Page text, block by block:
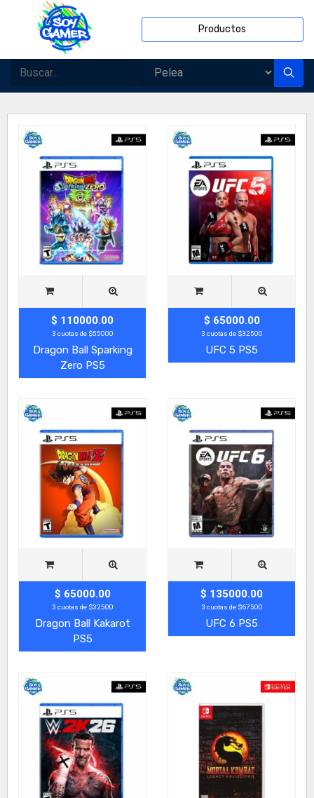
Productos
$ 110000.00
3 cuotas de $55000
Dragon Ball Sparking
Zero PS5
$ 65000.00
3 cuotas de $32500
UFC 5 PS5
$ 65000.00
3 cuotas de $32500
Dragon Ball Kakarot
PS5
$ 135000.00
3 cuotas de $67500
UFC 6 PS5